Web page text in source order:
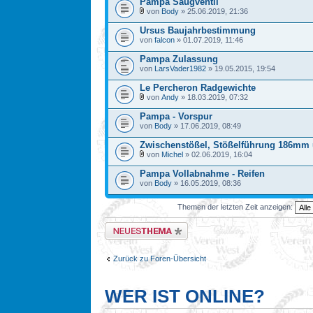
von Body » 25.06.2019, 21:36
Ursus Baujahrbestimmung
von falcon » 01.07.2019, 11:46
Pampa Zulassung
von LarsVader1982 » 19.05.2015, 19:54
Le Percheron Radgewichte
von Andy » 18.03.2019, 07:32
Pampa - Vorspur
von Body » 17.06.2019, 08:49
Zwischenstößel, Stößelführung 186mm
von Michel » 02.06.2019, 16:04
Pampa Vollabnahme - Reifen
von Body » 16.05.2019, 08:36
Themen der letzten Zeit anzeigen:
Neues Thema erstellen
Zurück zu Foren-Übersicht
WER IST ONLINE?